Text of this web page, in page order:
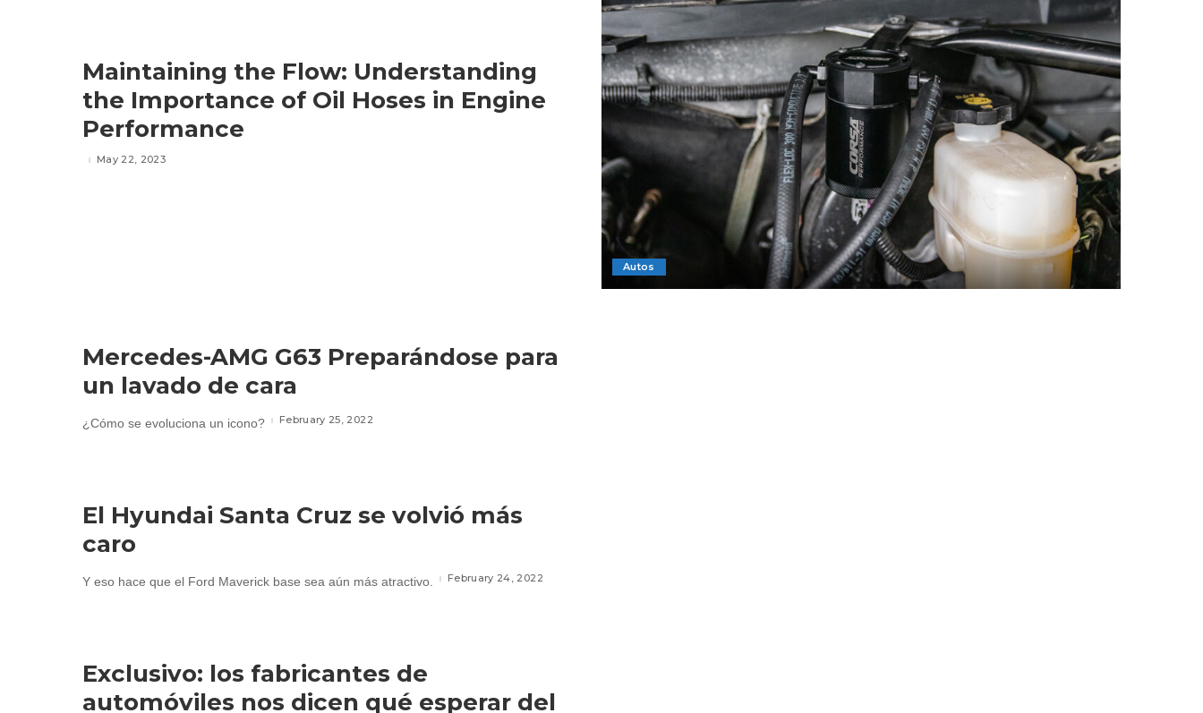
Autos
Maintaining the Flow: Understanding
the Importance of Oil Hoses in Engine
Performance
May 22, 2023
Mercedes-AMG G63 Preparándose para
un lavado de cara
¿Cómo se evoluciona un icono? February 25, 2022
El Hyundai Santa Cruz se volvió más
caro
Y eso hace que el Ford Maverick base sea aún más atractivo. February 24, 2022
Exclusivo: los fabricantes de
automóviles nos dicen qué esperar del